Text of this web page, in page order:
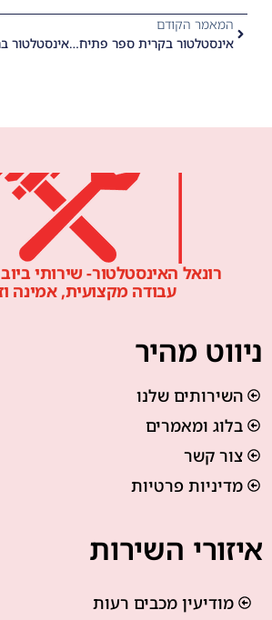
המאמר הקודם
אינסטלטור בקרית ספר פתיחת סתימות ביוב
רונאל האינסטלטור- שירותי
עבודה מקצועית, אמינה
ניווט מהיר
השירותים שלנו
בלוג ומאמרים
צור קשר
מדיניות פרטיות
איזורי השירות
מודיעין מכבים רעות